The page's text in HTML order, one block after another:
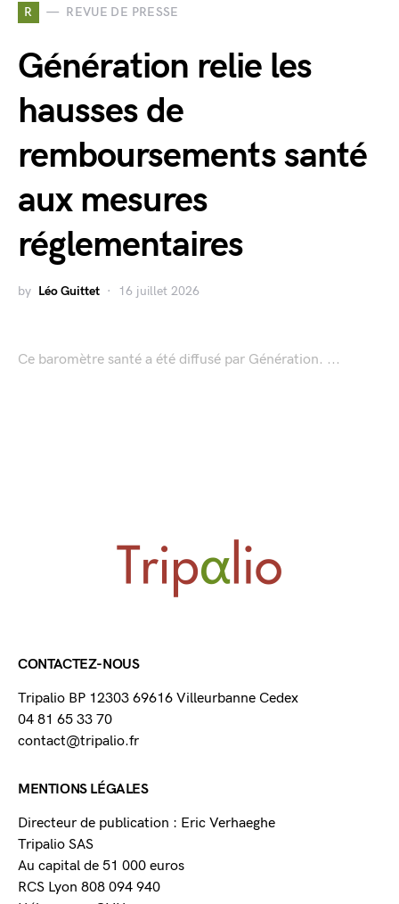
R REVUE DE PRESSE
Génération relie les
hausses de
remboursements santé
aux mesures
réglementaires
by Léo Guittet 16 juillet 2026
Ce baromètre santé a été diffusé par Génération. ...
CONTACTEZ-NOUS
Tripalio BP 12303 69616 Villeurbanne Cedex
04 81 65 33 70
contact@tripalio.fr
MENTIONS LÉGALES
Directeur de publication : Eric Verhaeghe
Tripalio SAS
Au capital de 51 000 euros
RCS Lyon 808 094 940